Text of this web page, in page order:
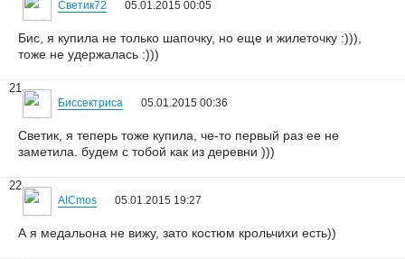
Светик72 05.01.2015 00:05
Бис, я купила не только шапочку, но еще и жилеточку :))),
тоже не удержалась :)))
21
Биссектриса 05.01.2015 00:36
Светик, я теперь тоже купила, че-то первый раз ее не
заметила. будем с тобой как из деревни )))
22
AICmos 05.01.2015 19:27
А я медальона не вижу, зато костюм крольчихи есть))